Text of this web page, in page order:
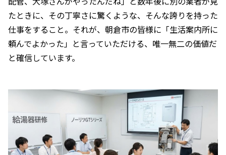
たときに、その丁寧さに驚くような、そんな誇りを持った
仕事をすること。それが、朝倉市の皆様に「生活案内所に
頼んでよかった」と言っていただける、唯一無二の価値だ
と確信しています。